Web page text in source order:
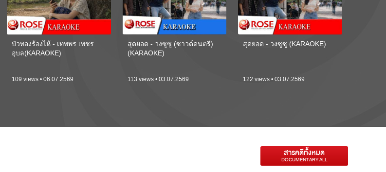
บัวทองร้องไห้ - เทพพร เพชร
อุบล(KARAOKE)
109 views • 06.07.2569
สุดยอด - วงซูซู (ซาวด์ดนตรี)
(KARAOKE)
113 views • 03.07.2569
สุดยอด - วงซูซู (KARAOKE)
122 views • 03.07.2569
สารคดีทั้งหมด
DOCUMENTARY ALL